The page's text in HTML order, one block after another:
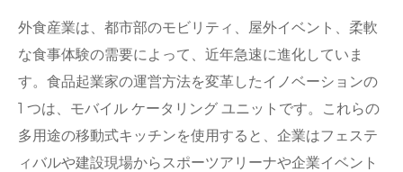
外食産業は、都市部のモビリティ、屋外イベント、柔軟
な食事体験の需要によって、近年急速に進化していま
す。食品起業家の運営方法を変革したイノベーションの
1 つは、モバイル ケータリング ユニットです。これらの
多用途の移動式キッチンを使用すると、企業はフェステ
ィバルや建設現場からスポーツアリーナや企業イベント